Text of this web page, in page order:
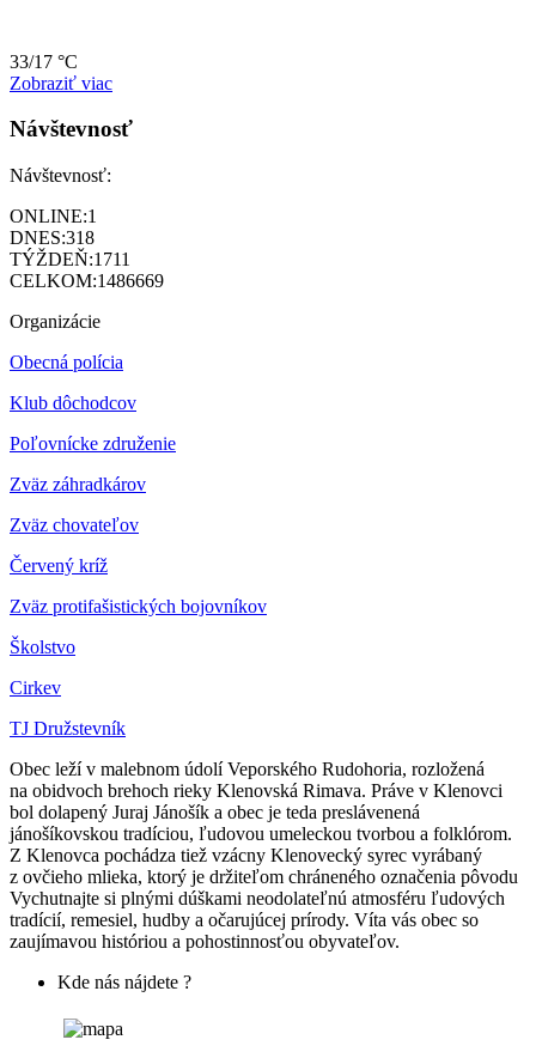
33/17 °C
Zobraziť viac
Návštevnosť
Návštevnosť:
ONLINE:1
DNES:318
TÝŽDEŇ:1711
CELKOM:1486669
Organizácie
Obecná polícia
Klub dôchodcov
Poľovnícke združenie
Zväz záhradkárov
Zväz chovateľov
Červený kríž
Zväz protifašistických bojovníkov
Školstvo
Cirkev
TJ Družstevník
Obec leží v malebnom údolí Veporského Rudohoria, rozložená
na obidvoch brehoch rieky Klenovská Rimava. Práve v Klenovci
bol dolapený Juraj Jánošík a obec je teda preslávenená
jánošíkovskou tradíciou, ľudovou umeleckou tvorbou a folklórom.
Z Klenovca pochádza tiež vzácny Klenovecký syrec vyrábaný
z ovčieho mlieka, ktorý je držiteľom chráneného označenia pôvodu
Vychutnajte si plnými dúškami neodolateľnú atmosféru ľudových
tradícií, remesiel, hudby a očarujúcej prírody. Víta vás obec so
zaujímavou históriou a pohostinnosťou obyvateľov.
Kde nás nájdete ?